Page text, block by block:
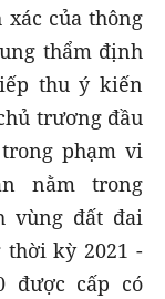
của thông
thẩm định
thu ý kiến
trương đầu
phạm vi
nằm trong
vùng đất đai
thời kỳ 2021 -
được cấp có